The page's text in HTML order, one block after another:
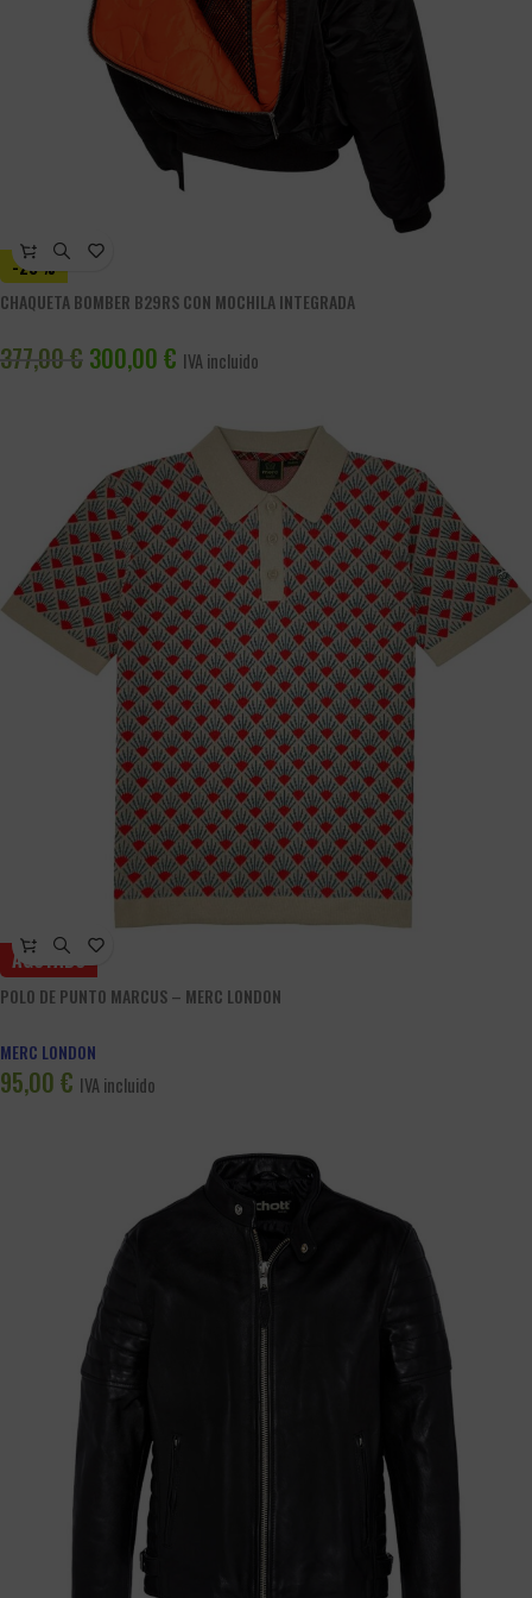
-20%
CHAQUETA BOMBER B29RS CON MOCHILA INTEGRADA
377,00 € 300,00 € IVA incluido
AGOTADO
POLO DE PUNTO MARCUS – MERC LONDON
MERC LONDON
95,00 € IVA incluido